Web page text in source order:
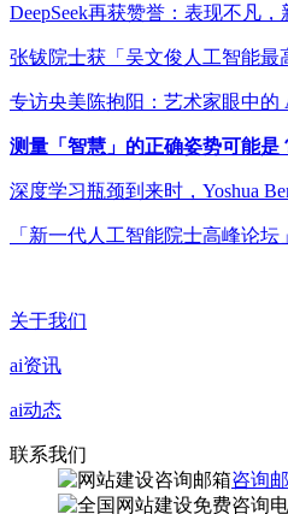
DeepSeek再获赞誉：表现不凡
张钹院士获「吴文俊人工智能最
专访央美陈抱阳：艺术家眼中的
测量「智慧」的正确姿势可能是
深度学习瓶颈到来时，Yoshua
「新一代人工智能院士高峰论坛
关于我们
ai资讯
ai动态
联系我们
咨询